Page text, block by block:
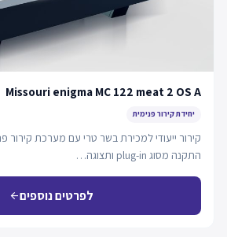
Missouri enigma MC 122 meat 2 OS A
יחידת קירור פנימית
קירור ייעודי למכירת בשר טרי עם מערכת קירור
התקנה מסוג plug-in ותצוגה…
לפרטים נוספיםarrow_back